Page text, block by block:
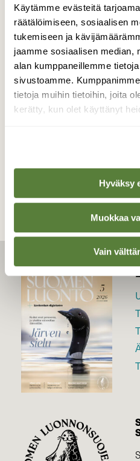
Käytämme evästeitä
räätälöimiseen, sosiaalisen
tukemiseen ja
jaamme sosiaalisen median,
alan kumppaneillemme
sivustoamme.
tietoja muihin tietoihin, joita
kerätty, kun olet käyttänyt
Hyväksy
Muokkaa
Vain
Lakan
Lakan/muuraimen/
punertaa näihin
kypsinä
Valokuvaaja: Risto
kansallispuisto,